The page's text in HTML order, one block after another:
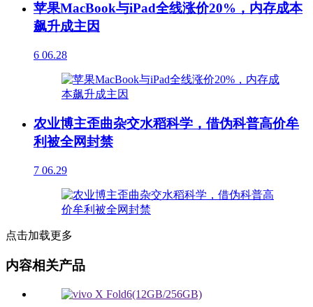
苹果MacBook与iPad全线涨价20%，内存成本
飙升成主因
6 06.28
农业博主歪曲杂交水稻科学，借伪科普高价牟
利被全网封禁
7 06.29
点击加载更多
内容相关产品